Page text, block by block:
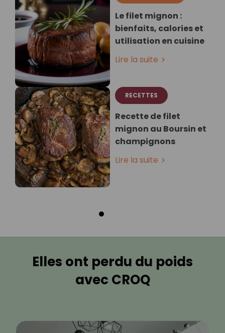
Le filet mignon :
bienfaits, calories et
utilisation en cuisine
Lire la suite
RECETTES
Recette de filet
mignon au Boursin et
champignons
Lire la suite
Elles ont perdu du poids
avec CROQ